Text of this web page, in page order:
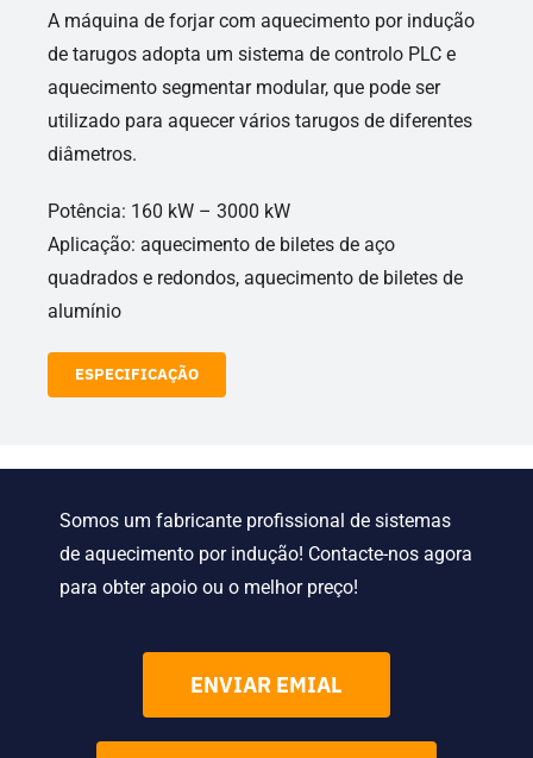
A máquina de forjar com aquecimento por indução
de tarugos adopta um sistema de controlo PLC e
aquecimento segmentar modular, que pode ser
utilizado para aquecer vários tarugos de diferentes
diâmetros.
Potência: 160 kW – 3000 kW
Aplicação: aquecimento de biletes de aço
quadrados e redondos, aquecimento de biletes de
alumínio
ESPECIFICAÇÃO
Somos um fabricante profissional de sistemas
de aquecimento por indução! Contacte-nos agora
para obter apoio ou o melhor preço!
ENVIAR EMIAL